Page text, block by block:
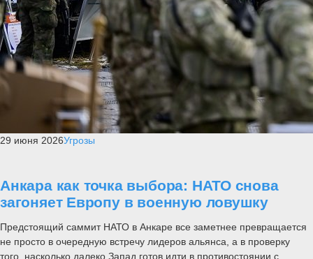
29 июня 2026Угрозы
Анкара как точка выбора: НАТО снова
загоняет Европу в военную ловушку
Предстоящий саммит НАТО в Анкаре все заметнее превращается
не просто в очередную встречу лидеров альянса, а в проверку
того, насколько далеко Запад готов идти в противостоянии с